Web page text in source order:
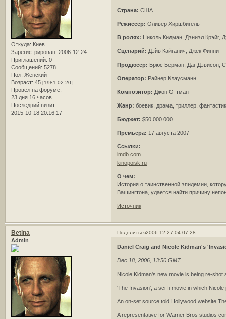
Откуда: Киев
Зарегистрирован: 2006-12-24
Приглашений: 0
Сообщений: 5278
Пол: Женский
Возраст: 45 [1981-02-20]
Провел на форуме:
23 дня 16 часов
Последний визит:
2015-10-18 20:16:17
Страна: США
Режиссер: Оливер Хиршбигель
В ролях: Николь Кидман, Дэниэл Крэйг,
Сценарий: Дэйв Кайганич, Джек Финни
Продюсер: Брюс Берман, Даг Дэвисон,
Оператор: Райнер Клаусманн
Композитор: Джон Оттман
Жанр: боевик, драма, триллер,
Бюджет: $50 000 000
Премьера: 17 августа 2007
Ссылки:
imdb.com
kinopoisk.ru
О чем:
История о таинственной эпидемии,
Вашингтона, удается найти причину
Источник
Поделиться2006-12-27 04:07:28
Betina
Admin
Daniel Craig and Nicole Kidman's
Dec 18, 2006, 13:50 GMT
Nicole Kidman's new movie is being re-
'The Invasion', a sci-fi movie in which
An on-set source told Hollywood website
A representative for Warner Bros studios